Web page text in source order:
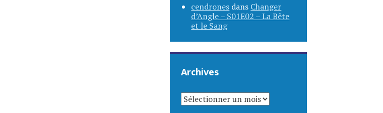
cendrones dans Changer
d’Angle – S01E02 – La Bête
et le Sang
Archives
ARCHIVES